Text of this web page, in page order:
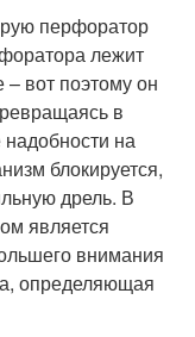
перфоратор
лежит
– вот поэтому он
в
на
блокируется,
дрель. В
является
внимания
определяющая